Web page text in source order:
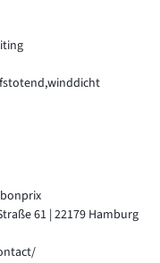
bonprix
61 | 22179 Hamburg